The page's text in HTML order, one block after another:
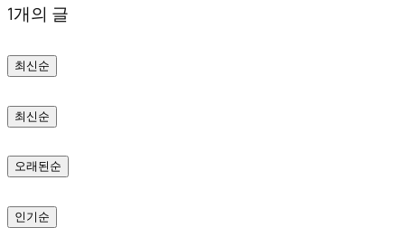
로
로
가
1개의 글
최신순
최신순
오래된순
인기순